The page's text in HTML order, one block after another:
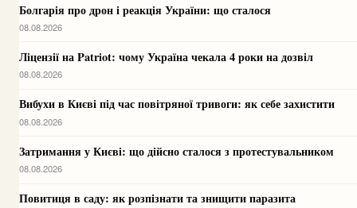
Болгарія про дрон і реакція України: що сталося
08.08.2026
Ліцензії на Patriot: чому Україна чекала 4 роки на дозвіл
08.08.2026
Вибухи в Києві під час повітряної тривоги: як себе захистити
08.08.2026
Затримання у Києві: що дійсно сталося з протестувальником
08.08.2026
Повитиця в саду: як розпізнати та знищити паразита